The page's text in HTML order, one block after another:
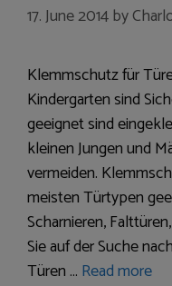
17. June 2014by
Klemmschutz für
Kindergarten sind
geeignet sind
kleinen Jungen und
vermeiden.
meisten Türtypen
Scharnieren,
Sie auf der Suche
Türen … Read more